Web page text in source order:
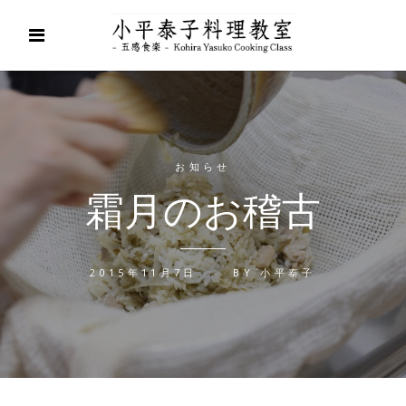
お知らせ
霜月のお稽古
2015年11月7日 BY小平泰子